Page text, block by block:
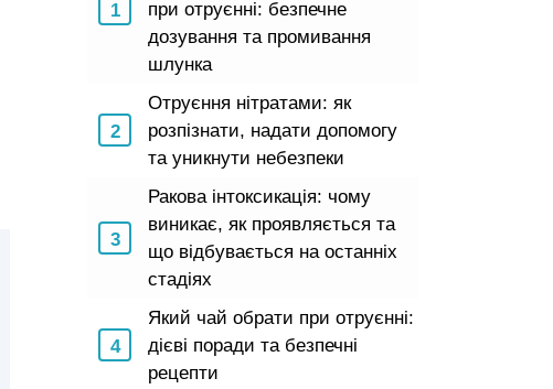
при отруєнні: безпечне
дозування та промивання
шлунка
Отруєння нітратами: як
розпізнати, надати допомогу
та уникнути небезпеки
Ракова інтоксикація: чому
виникає, як проявляється та
що відбувається на останніх
стадіях
Який чай обрати при отруєнні:
дієві поради та безпечні
рецепти